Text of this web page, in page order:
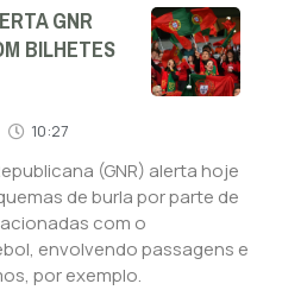
GNR
BILHETES
10:27
(GNR) alerta hoje
de burla por parte de
com o
envolvendo passagens e
por exemplo.